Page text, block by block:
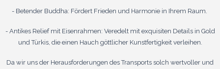
- Betender Buddha: Fördert Frieden und Harmonie in Ihrem Raum.
- Antikes Relief mit Eisenrahmen: Veredelt mit exquisiten Details in Gold
und Türkis, die einen Hauch göttlicher Kunstfertigkeit verleihen.
Da wir uns der Herausforderungen des Transports solch wertvoller und